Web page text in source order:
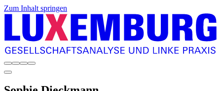
Zum Inhalt springen